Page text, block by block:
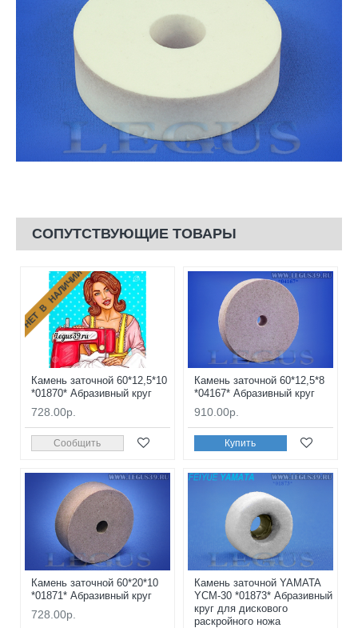
СОПУТСТВУЮЩИЕ ТОВАРЫ
НЕТ В НАЛИЧИИ
Камень заточной 60*12,5*10
*01870* Абразивный круг
728.00р.
Сообщить
Камень заточной 60*12,5*8
*04167* Абразивный круг
910.00р.
Купить
Камень заточной 60*20*10
*01871* Абразивный круг
728.00р.
Камень заточной YAMATA
YCM-30 *01873* Абразивный
круг для дискового
раскройного ножа